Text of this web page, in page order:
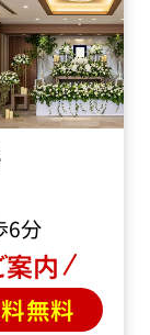
6分
内
無料